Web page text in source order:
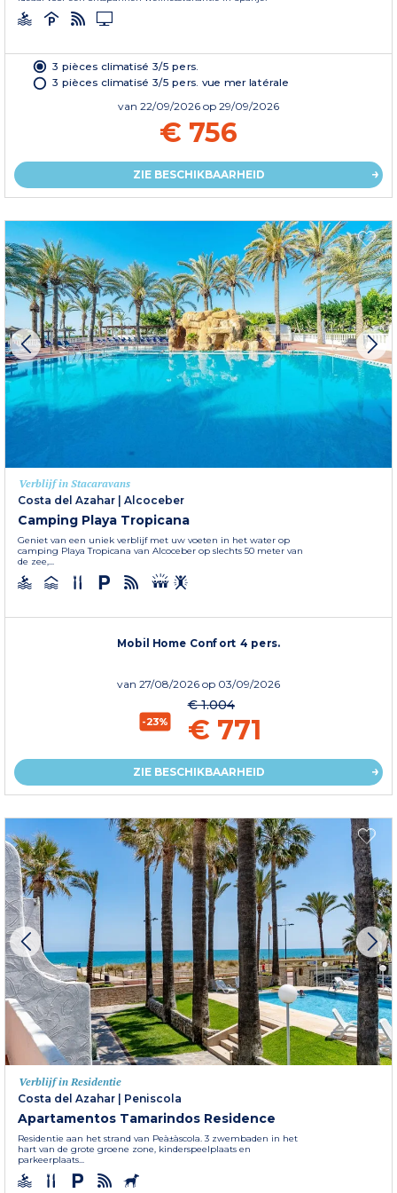
3 pièces climatisé 3/5 pers.
3 pièces climatisé 3/5 pers. vue mer latérale
van 22/09/2026 op 29/09/2026
€ 756
ZIE BESCHIKBAARHEID
Verblijf in Stacaravans
Costa del Azahar
Alcoceber
Camping Playa Tropicana
Geniet van een uniek verblijf met uw voeten in het water op
camping Playa Tropicana van Alcoceber op slechts 50 meter van
de zee,...
Mobil Home Confort 4 pers.
van 27/08/2026 op 03/09/2026
-23%
€ 1.004
€ 771
ZIE BESCHIKBAARHEID
Verblijf in Residentie
Costa del Azahar | Peniscola
Apartamentos Tamarindos Residence
Residentie aan het strand van Peà±à­scola. 3 zwembaden in het
hart van de grote groene zone, kinderspeelplaats en
parkeerplaats...